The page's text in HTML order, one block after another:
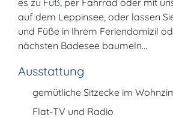
es zu Fuß, per Fahrrad oder mit
auf dem Leppinsee, oder lassen
und Füße in Ihrem Feriendomizil
nächsten Badesee baumeln...
Ausstattung
gemütliche Sitzecke im
Flat-TV und Radio